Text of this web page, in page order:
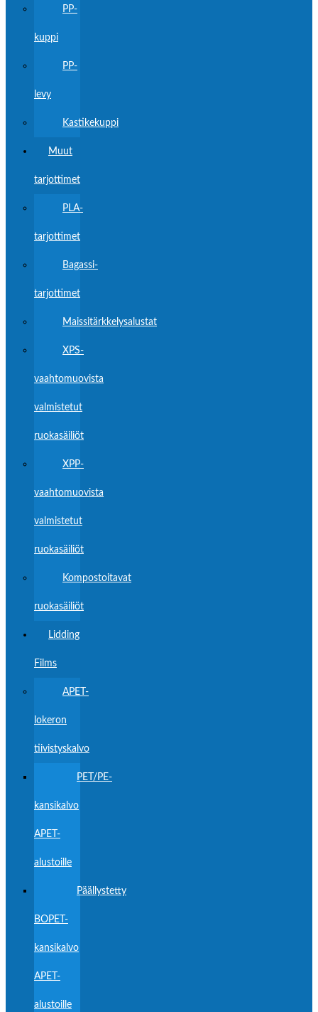
PP-
kuppi
PP-
levy
Kastikekuppi
Muut
tarjottimet
PLA-
tarjottimet
Bagassi-
tarjottimet
Maissitärkkelysalustat
XPS-
vaahtomuovista
valmistetut
ruokasäiliöt
XPP-
vaahtomuovista
valmistetut
ruokasäiliöt
Kompostoitavat
ruokasäiliöt
Lidding
Films
APET-
lokeron
tiivistyskalvo
PET/PE-
kansikalvo
APET-
alustoille
Päällystetty
BOPET-
kansikalvo
APET-
alustoille